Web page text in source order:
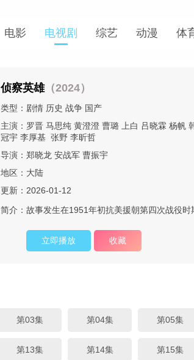
电影 电视剧 综艺 动漫 体
侦察英雄（2024）
类型： 剧情 历史 战争 国产
主演： 罗晋 马思纯 黄澄澄 曹璐 上白 吕晓霖 杨帆
冠宇 李厚基 张野 李昕哲
导演： 郑晓龙 安战军 曹振宇
地区： 大陆
更新：2026-01-12
简介： 故事发生在1951年初抗美援朝第四次战役
立即播放 收藏
第03集 第04集 第05集
第13集 第14集 第15集